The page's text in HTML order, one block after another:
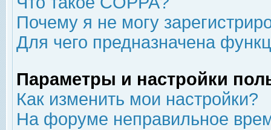
Почему я не могу
Для чего предназначена
Параметры и настройки
Как изменить мои настройки?
На форуме неправильное